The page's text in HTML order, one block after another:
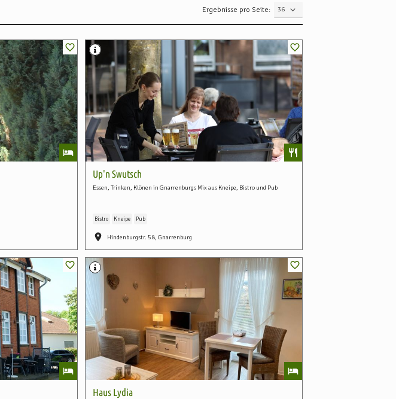
Ergebnisse pro Seite:
Up'n Swutsch
Essen, Trinken, Klönen in Gnarrenburgs Mix aus Kneipe, Bistro und Pub
Hindenburgstr. 58, Gnarrenburg
Bistro Kneipe Pub
Haus Lydia